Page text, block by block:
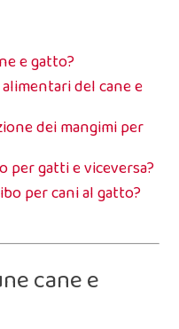
e gatto?
del cane e
dei mangimi per
per gatti e viceversa?
per cani al gatto?
cane e